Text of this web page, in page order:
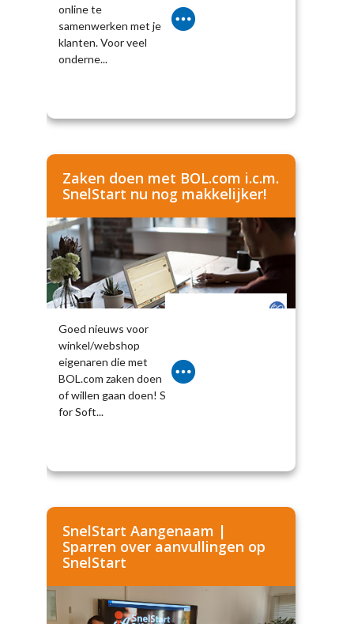
online te
samenwerken met je
klanten. Voor veel
onderne...
Zaken doen met BOL.com i.c.m.
SnelStart nu nog makkelijker!
Goed nieuws voor
winkel/webshop
eigenaren die met
BOL.com zaken doen
of willen gaan doen! S
for Soft...
SnelStart Aangenaam |
Sparren over aanvullingen op
SnelStart